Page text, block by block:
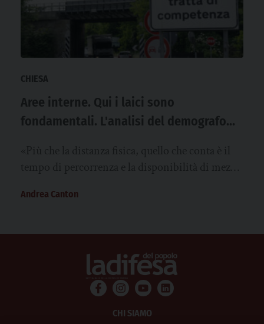
CHIESA
Aree interne. Qui i laici sono
fondamentali. L'analisi del demografo
Andrea Canton
CHI SIAMO